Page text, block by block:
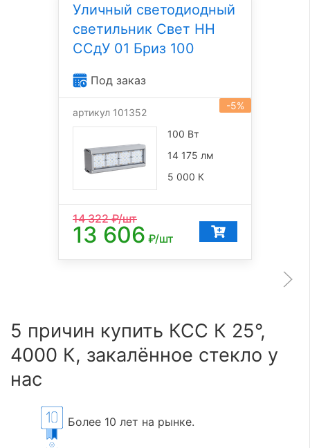
Уличный светодиодный
светильник Свет НН
ССдУ 01 Бриз 100
Под заказ
-5%
артикул 101352
100 Вт
14 175 лм
5 000 К
14 322₽/шт
13 606 ₽/шт
5 причин купить КСС К 25°,
4000 К, закалённое стекло у
нас
Более 10 лет на рынке.